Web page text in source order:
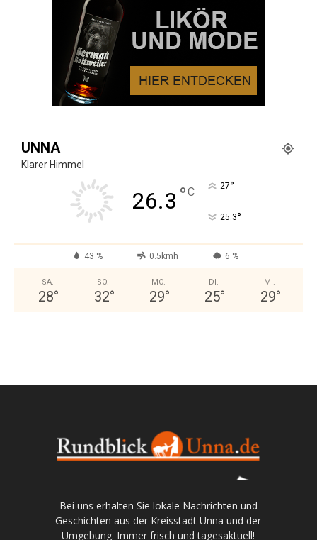
UNNA
Klarer Himmel
26.3 °C 27°
25.3°
43 % 0.5kmh 6 %
SA.
28°
SO.
32°
MO.
29°
DI.
25°
MI.
29°
Bei uns erhalten Sie lokale Nachrichten und
Geschichten aus der Kreisstadt Unna und der
Umgebung. Immer frisch und tagesaktuell!